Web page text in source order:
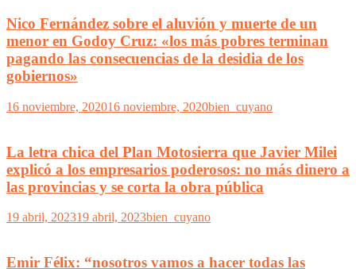
Nico Fernández sobre el aluvión y muerte de un
menor en Godoy Cruz: «los más pobres terminan
pagando las consecuencias de la desidia de los
gobiernos»
16 noviembre, 202016 noviembre, 2020bien_cuyano
La letra chica del Plan Motosierra que Javier Milei
explicó a los empresarios poderosos: no más dinero a
las provincias y se corta la obra pública
19 abril, 202319 abril, 2023bien_cuyano
Emir Félix: “nosotros vamos a hacer todas las